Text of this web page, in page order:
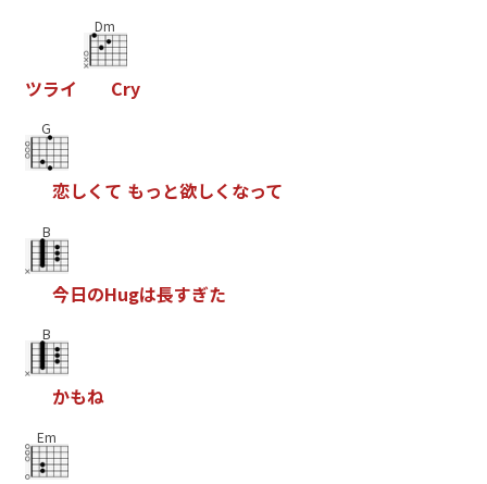
ツライ
Dm
Cry
G
恋しく て もっ と欲しく なって
B
今日のHugは長すぎた
B
かもね
Em